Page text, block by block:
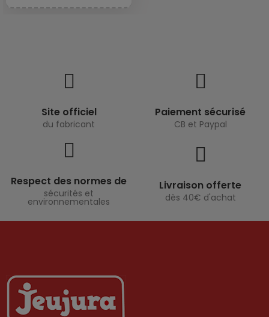
Site officiel
du fabricant
Paiement sécurisé
CB et Paypal
Respect des normes de
sécurités et
environnementales
Livraison offerte
dès 40€ d'achat